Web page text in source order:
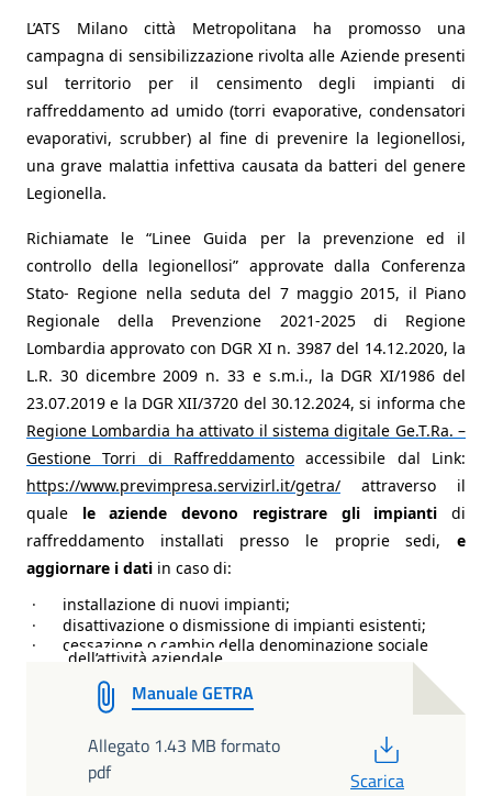
L’ATS Milano città Metropolitana ha promosso una
campagna di sensibilizzazione rivolta alle Aziende presenti
sul territorio per il censimento degli impianti di
raffreddamento ad umido (torri evaporative, condensatori
evaporativi, scrubber) al fine di prevenire la legionellosi,
una grave malattia infettiva causata da batteri del genere
Legionella. ​
Richiamate le “Linee Guida per la prevenzione ed il
controllo della legionellosi” approvate dalla Conferenza
Stato- Regione nella seduta del 7 maggio 2015, il Piano
Regionale della Prevenzione 2021-2025 di Regione
Lombardia approvato con DGR XI n. 3987 del 14.12.2020, la
L.R. 30 dicembre 2009 n. 33 e s.m.i., la DGR XI/1986 del
23.07.2019 e la DGR XII/3720 del 30.12.2024, si informa che
Regione Lombardia ha attivato il sistema digitale Ge.T.Ra. –
Gestione Torri di Raffreddamento accessibile dal Link:
https://www.previmpresa.servizirl.it/getra/ attraverso il
quale le aziende devono registrare gli impianti di
raffreddamento installati presso le proprie sedi, e
aggiornare i dati in caso di:
·
installazione di nuovi impianti;
·
disattivazione o dismissione di impianti esistenti;
·
cessazione o cambio della denominazione sociale
dell’attività aziendale.
Manuale GETRA
Allegato 1.43 MB formato
pdf
Scarica